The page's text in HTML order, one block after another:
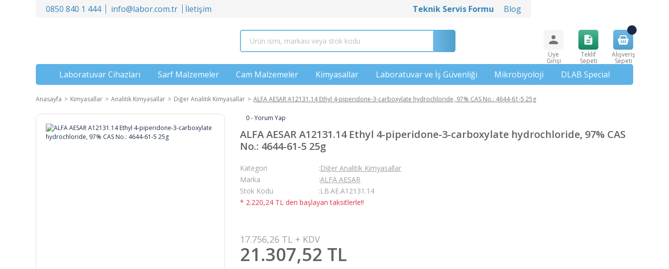
0850 840 1 444 info@labor.com.tr İletişim Teknik Servis Formu Blog
Üye
Girişi
Teklif
Sepeti
Alışveriş
Sepeti
Laboratuvar Cihazları Sarf Malzemeler Cam Malzemeler Kimyasallar Laboratuvar ve İş Güvenliği Mikrobiyoloji DLAB Special
Anasayfa Kimyasallar Analitik Kimyasallar Diğer Analitik Kimyasallar ALFA AESAR A12131.14 Ethyl 4-piperidone-3-carboxylate hydrochloride, 97% CAS No.: 4644-61-5 25g
0 - Yorum Yap
ALFA AESAR A12131.14 Ethyl 4-piperidone-3-carboxylate hydrochloride, 97% CAS
No.: 4644-61-5 25g
Kategori
Diğer Analitik Kimyasallar
Marka
ALFA AESAR
Stok Kodu
LB.AE.A12131.14
* 2.220,24 TL den başlayan taksitlerle!!
17.756,26 TL + KDV
21.307,52 TL